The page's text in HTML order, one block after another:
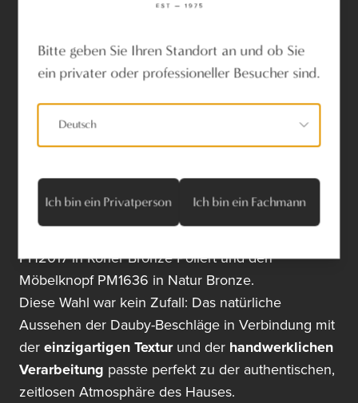
Dauby-Beschläge: Ästhetik
und Funktionalität im
Burbure für Beschläge der KollektionenPureund
PH2017inRoher Bronze Poliertund den
Möbelknopf PM1636 in Natur Bronze.
Diese Wahl war kein Zufall: Das natürliche
Aussehen der Dauby-Beschläge in Verbindung mit
der einzigartigen Texturund der handwerklichen
Verarbeitung passte perfekt zu der authentischen,
zeitlosen Atmosphäre des Hauses.
Bitte geben Sie Ihren Standort an und ob Sie
ein privater oder professioneller Besucher sind.
Deutsch
Ich bin ein Privatperson Ich bin ein Fachmann